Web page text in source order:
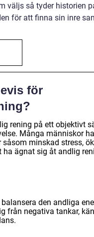
väljs så tyder historien
för att finna sin inre
för
rening på ett objektivt
Många människor
minskad stress,
ägnat sig åt andlig
den andliga
från negativa tankar,